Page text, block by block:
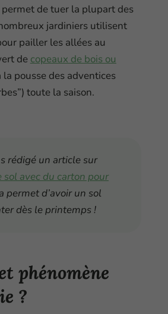
de tuer la plupart des
jardiniers utilisent
pailler les allées au
de copeaux de bois ou
la pousse des adventices
toute la saison.
rédigé un article sur
sol avec du carton pour
permet d’avoir un sol
dès le printemps !
phénomène
?